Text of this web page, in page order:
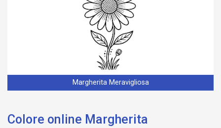
Margherita Meravigliosa
Colore online Margherita